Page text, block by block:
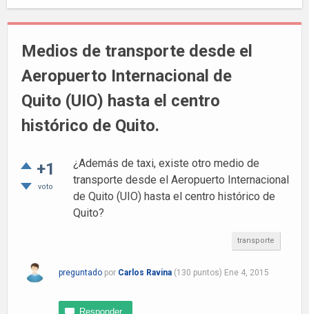
Medios de transporte desde el
Aeropuerto Internacional de
Quito (UIO) hasta el centro
histórico de Quito.
+1
voto
¿Además de taxi, existe otro medio de
transporte desde el Aeropuerto Internacional
de Quito (UIO) hasta el centro histórico de
Quito?
transporte
preguntado por Carlos Ravina (130 puntos) Ene 4, 2015